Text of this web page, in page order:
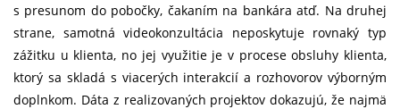
s presunom do pobočky, čakaním na bankára atď. Na druhej
strane, samotná videokonzultácia neposkytuje rovnaký typ
zážitku u klienta, no jej využitie je v procese obsluhy klienta,
ktorý sa skladá s viacerých interakcií a rozhovorov výborným
doplnkom. Dáta z realizovaných projektov dokazujú, že najmä